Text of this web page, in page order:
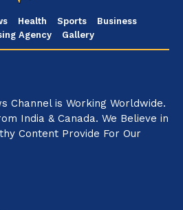
Health Sports
Business
Agency
Gallery
Channel is Working Worldwide.
India & Canada. We Believe in
Content Provide For Our